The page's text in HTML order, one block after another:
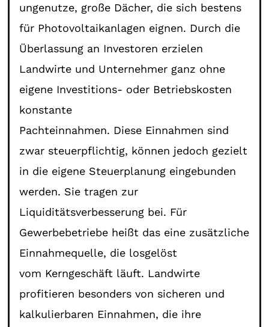
ungenutze, große Dächer, die sich bestens
für Photovoltaikanlagen eignen. Durch die
Überlassung an Investoren erzielen
Landwirte und Unternehmer ganz ohne
eigene Investitions- oder Betriebskosten
konstante
Pachteinnahmen. Diese Einnahmen sind
zwar steuerpflichtig, können jedoch gezielt
in die eigene Steuerplanung eingebunden
werden. Sie tragen zur
Liquiditätsverbesserung bei. Für
Gewerbebetriebe heißt das eine zusätzliche
Einnahmequelle, die losgelöst
vom Kerngeschäft läuft. Landwirte
profitieren besonders von sicheren und
kalkulierbaren Einnahmen, die ihre